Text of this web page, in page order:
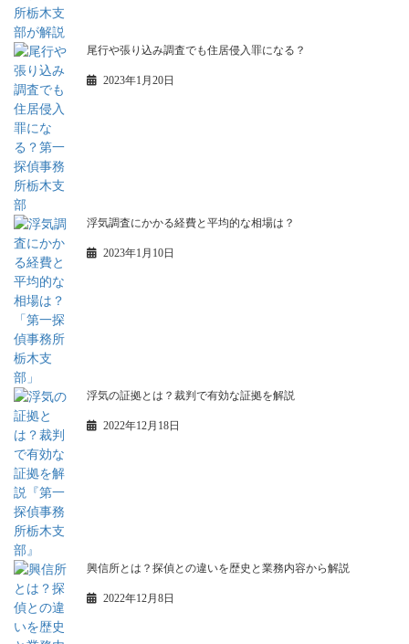
尾行や張り込み調査でも住居侵入罪になる？
2023年1月20日
浮気調査にかかる経費と平均的な相場は？
2023年1月10日
浮気の証拠とは？裁判で有効な証拠を解説
2022年12月18日
興信所とは？探偵との違いを歴史と業務内容から解説
2022年12月8日